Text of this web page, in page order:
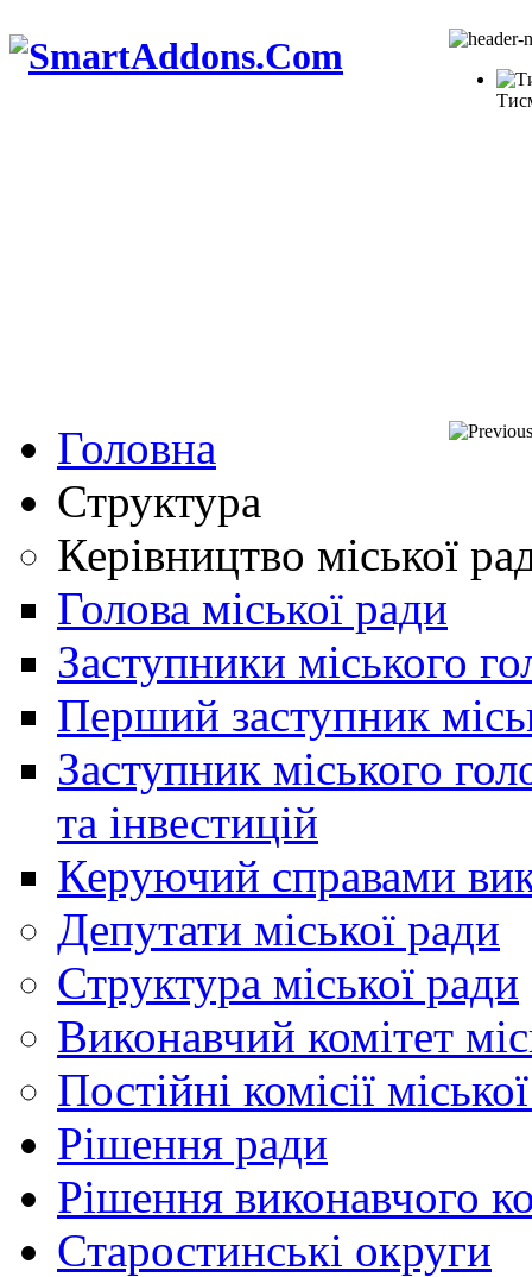
Головна
Структура
Керівництво міської
Голова міської ради
Заступники міського
Перший заступник
Заступник міського
та інвестицій
Керуючий справами
Депутати міської ради
Структура міської ради
Виконавчий комітет
Постійні комісії
Рішення ради
Рішення виконавчого
Старостинські округи